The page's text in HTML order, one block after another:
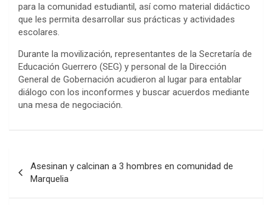
para la comunidad estudiantil, así como material didáctico
que les permita desarrollar sus prácticas y actividades
escolares.
Durante la movilización, representantes de la Secretaría de
Educación Guerrero (SEG) y personal de la Dirección
General de Gobernación acudieron al lugar para entablar
diálogo con los inconformes y buscar acuerdos mediante
una mesa de negociación.
de
entradas
Asesinan y calcinan a 3 hombres en comunidad de
Marquelia